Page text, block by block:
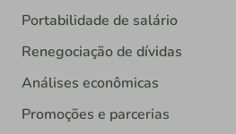
Portabilidade de salário
Renegociação de dívidas
Análises econômicas
Promoções e parcerias